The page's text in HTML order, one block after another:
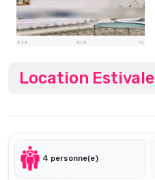
Location Estivale
4 personne(e)